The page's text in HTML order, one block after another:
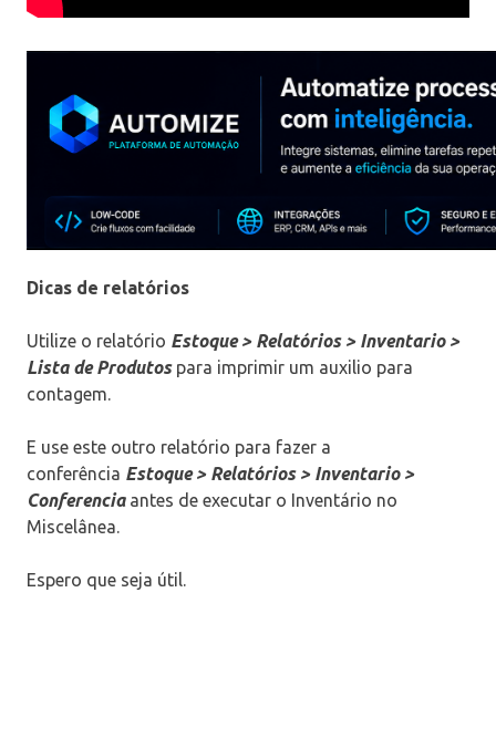
Dicas de relatórios
Utilize o relatório Estoque > Relatórios > Inventario >
Lista de Produtos para imprimir um auxilio para
contagem.
E use este outro relatório para fazer a
conferência Estoque > Relatórios > Inventario >
Conferencia antes de executar o Inventário no
Miscelânea.
Espero que seja útil.